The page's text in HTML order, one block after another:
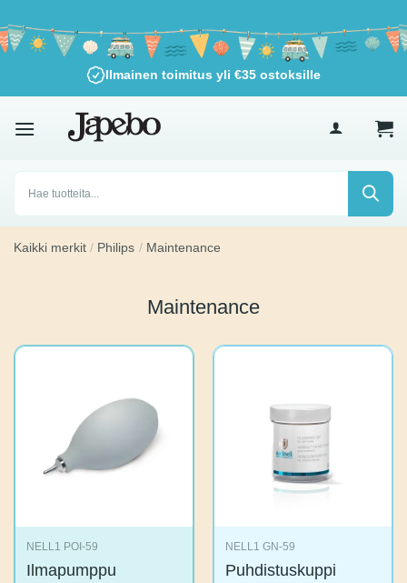
sisältöön
Ilmainen toimitus yli €35ostoksille
Products
search
Kaikki merkit / Philips / Maintenance
Maintenance
NELL1 POI-59
Ilmapumppu
NELL1 GN-59
Puhdistuskuppi